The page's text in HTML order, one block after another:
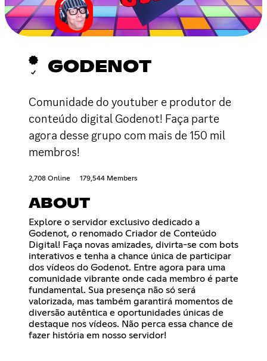
GODENOT
Comunidade do youtuber e produtor de
conteúdo digital Godenot! Faça parte
agora desse grupo com mais de 150 mil
membros!
2,708 Online 179,544 Members
ABOUT
Explore o servidor exclusivo dedicado a
Godenot, o renomado Criador de Conteúdo
Digital! Faça novas amizades, divirta-se com bots
interativos e tenha a chance única de participar
dos vídeos do Godenot. Entre agora para uma
comunidade vibrante onde cada membro é parte
fundamental. Sua presença não só será
valorizada, mas também garantirá momentos de
diversão autêntica e oportunidades únicas de
destaque nos vídeos. Não perca essa chance de
fazer história em nosso servidor!